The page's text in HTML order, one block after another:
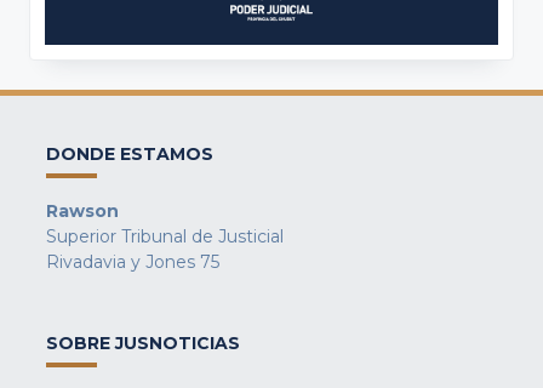
DONDE ESTAMOS
Rawson
Superior Tribunal de Justicial
Rivadavia y Jones 75
SOBRE JUSNOTICIAS